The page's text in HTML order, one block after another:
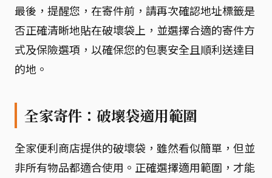
最後，提醒您，在寄件前，請再次確認地址標籤是
否正確清晰地貼在破壞袋上，並選擇合適的寄件方
式及保險選項，以確保您的包裹安全且順利送達目
的地。
全家寄件：破壞袋適用範圍
全家便利商店提供的破壞袋，雖然看似簡單，但並
非所有物品都適合使用。正確選擇適用範圍，才能